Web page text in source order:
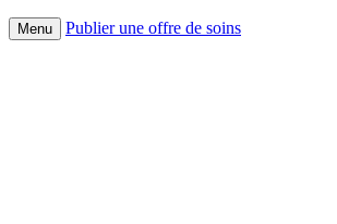
Menu Publier une offre de soins